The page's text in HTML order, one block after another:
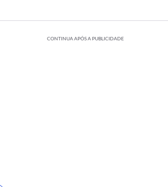
CONTINUA APÓS A PUBLICIDADE